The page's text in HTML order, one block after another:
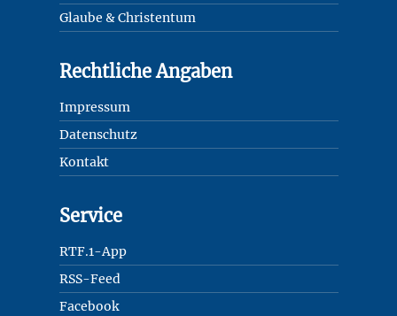
Glaube & Christentum
Rechtliche Angaben
Impressum
Datenschutz
Kontakt
Service
RTF.1-App
RSS-Feed
Facebook